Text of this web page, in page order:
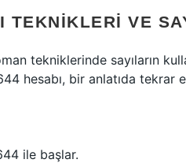
TEKNIKLERI VE
tekniklerinde sayıların
hesabı, bir anlatıda tekrar
ile başlar.